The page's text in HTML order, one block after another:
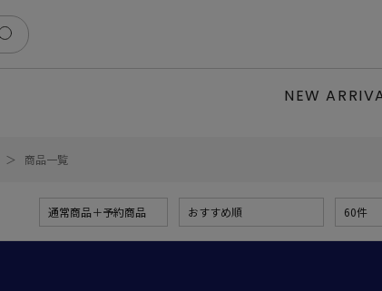
NEW
商品一覧
通常商品＋予約商品 おすすめ順 60件